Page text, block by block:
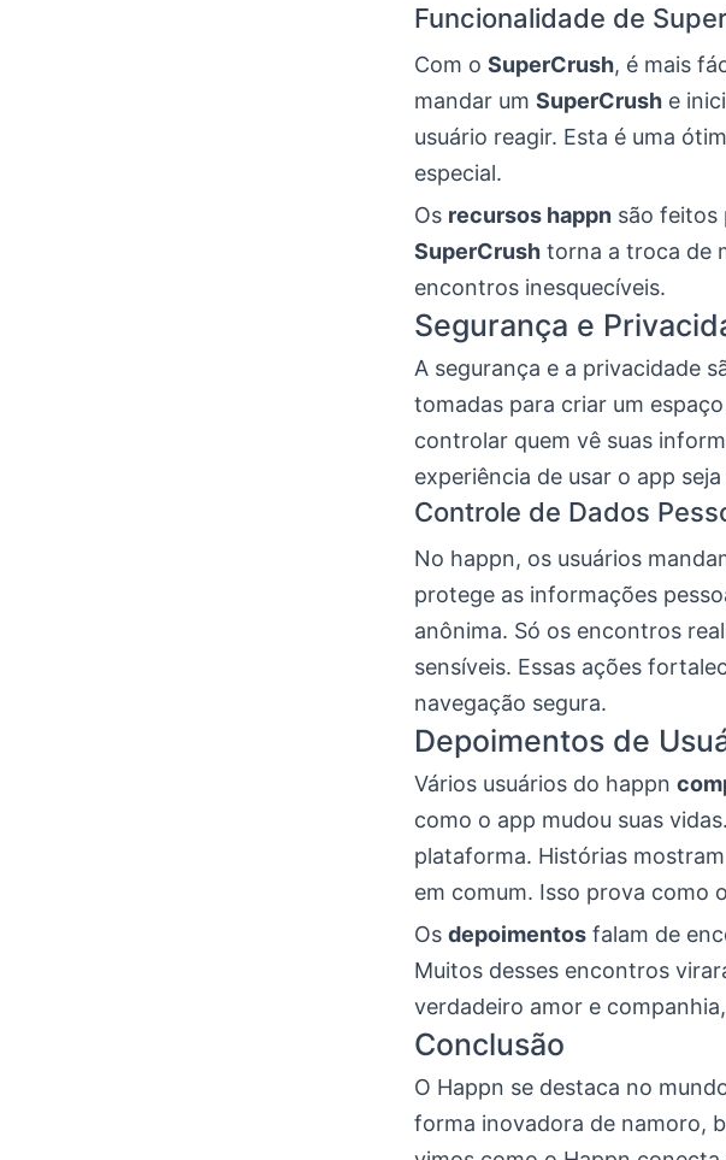
Funcionalidade de
Com o SuperCrush, é mais
mandar um SuperCrush e
usuário reagir. Esta é uma
especial.
Os recursos happn são feitos
SuperCrush torna a troca de
encontros inesquecíveis.
Segurança e
A segurança e a privacidade
tomadas para criar um
controlar quem vê suas
experiência de usar o app
Controle de Dados
No happn, os usuários
protege as informações
anônima. Só os encontros
sensíveis. Essas ações
navegação segura.
Depoimentos de
Vários usuários do happn
como o app mudou suas
plataforma. Histórias
em comum. Isso prova como
Os depoimentos falam de
Muitos desses encontros
verdadeiro amor e
Conclusão
O Happn se destaca no
forma inovadora de namoro,